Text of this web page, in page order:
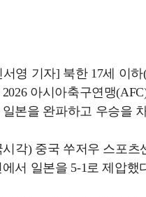
영 기자] 북한 17세 이하
아시아축구연맹
본을 완파하고 우승을
각) 중국 쑤저우 스포츠
서 일본을 5-1로 제압했